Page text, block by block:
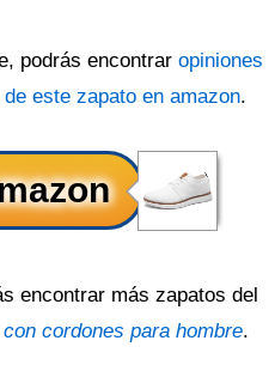
podrás encontrar opiniones
este zapato en amazon.
encontrar más zapatos del
cordones para hombre.